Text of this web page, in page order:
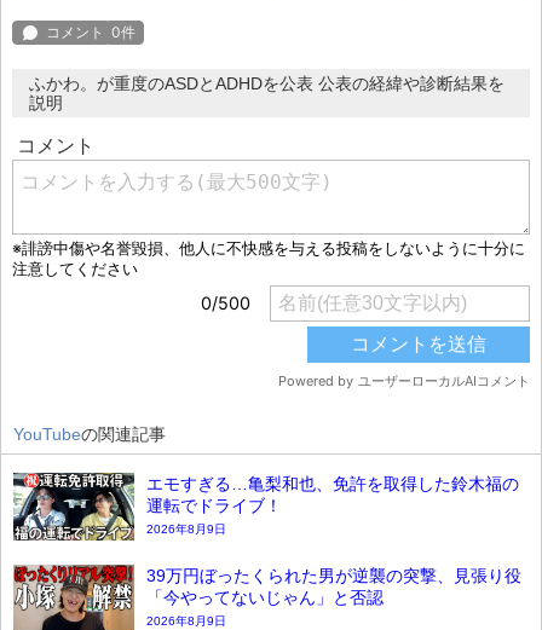
ふかわ。が重度のASDとADHDを公表 公表の経緯や診断結果を
説明
YouTubeの関連記事
エモすぎる…亀梨和也、免許を取得した鈴木福の
運転でドライブ！
2026年8月9日
39万円ぼったくられた男が逆襲の突撃、見張り役
「今やってないじゃん」と否認
2026年8月9日